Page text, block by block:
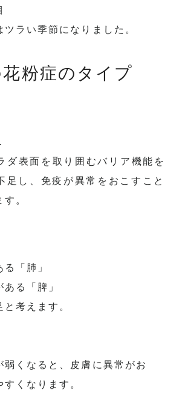
ラい季節になりました。
粉症のタイプ
ダ表面を取り囲むバリア機能を
足し、免疫が異常をおこすこと
。
「肺」
る「脾」
考えます。
弱くなると、皮膚に異常がお
くなります。